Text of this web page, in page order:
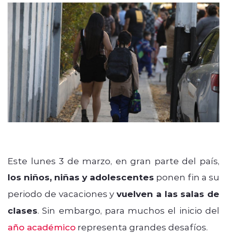
Este lunes 3 de marzo, en gran parte del país,
los niños, niñas y adolescentes ponen fin a su
periodo de vacaciones y vuelven a las salas de
clases. Sin embargo, para muchos el inicio del
año académico representa grandes desafíos.